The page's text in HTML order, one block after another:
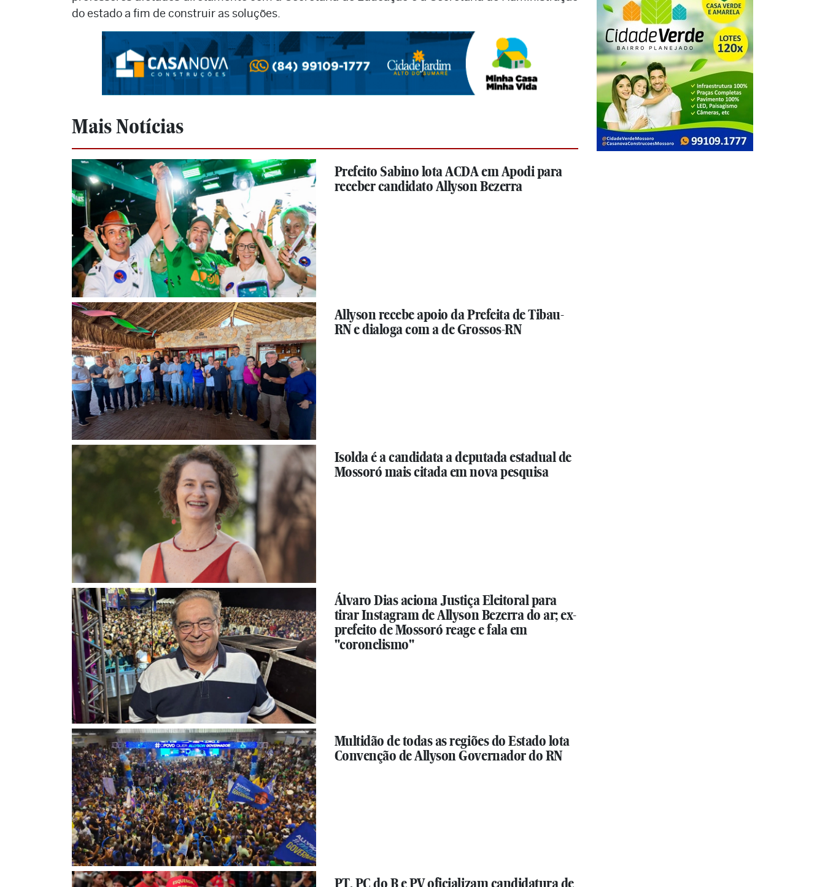
do estado a fim de construir as soluções.
Mais Notícias
Prefeito Sabino lota ACDA em Apodi para
receber candidato Allyson Bezerra
Allyson recebe apoio da Prefeita de Tibau-
RN e dialoga com a de Grossos-RN
Isolda é a candidata a deputada estadual de
Mossoró mais citada em nova pesquisa
Álvaro Dias aciona Justiça Eleitoral para
tirar Instagram de Allyson Bezerra do ar; ex-
prefeito de Mossoró reage e fala em
"coronelismo"
Multidão de todas as regiões do Estado lota
Convenção de Allyson Governador do RN